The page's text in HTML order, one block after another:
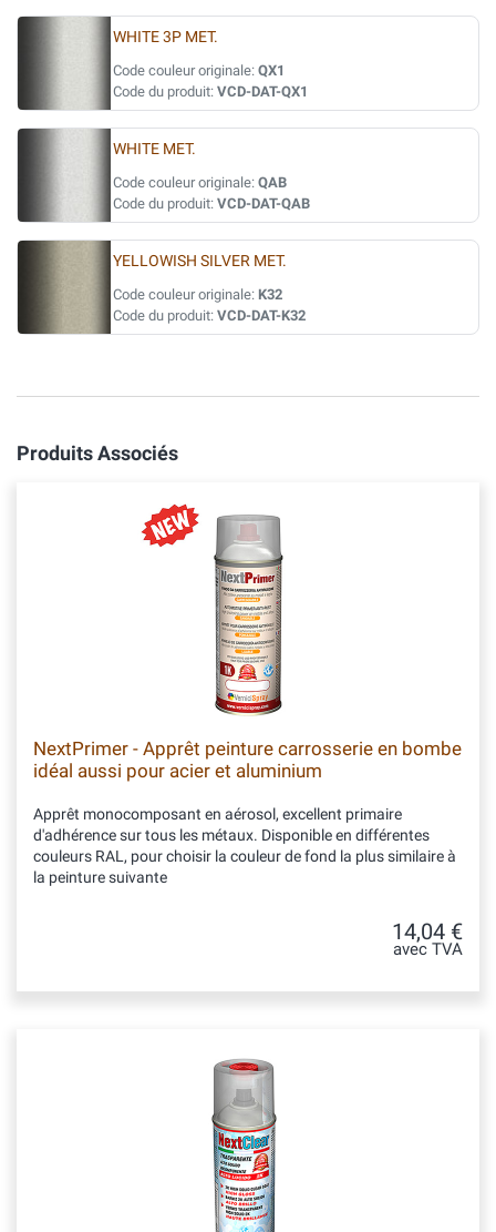
WHITE 3P MET.
Code couleur originale: QX1
Code du produit: VCD-DAT-QX1
WHITE MET.
Code couleur originale: QAB
Code du produit: VCD-DAT-QAB
YELLOWISH SILVER MET.
Code couleur originale: K32
Code du produit: VCD-DAT-K32
Produits Associés
NextPrimer - Apprêt peinture carrosserie en bombe
idéal aussi pour acier et aluminium
Apprêt monocomposant en aérosol, excellent primaire
d'adhérence sur tous les métaux. Disponible en différentes
couleurs RAL, pour choisir la couleur de fond la plus similaire à
la peinture suivante
14,04 €
avec TVA